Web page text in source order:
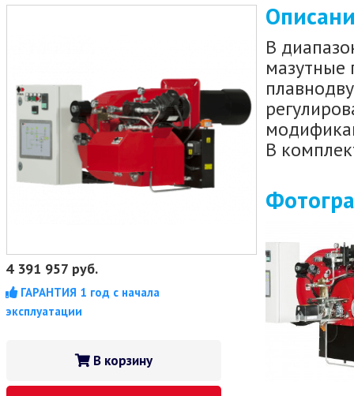
4 391 957 руб.
ГАРАНТИЯ 1 год с начала
эксплуатации
В корзину
В
мазутные
В